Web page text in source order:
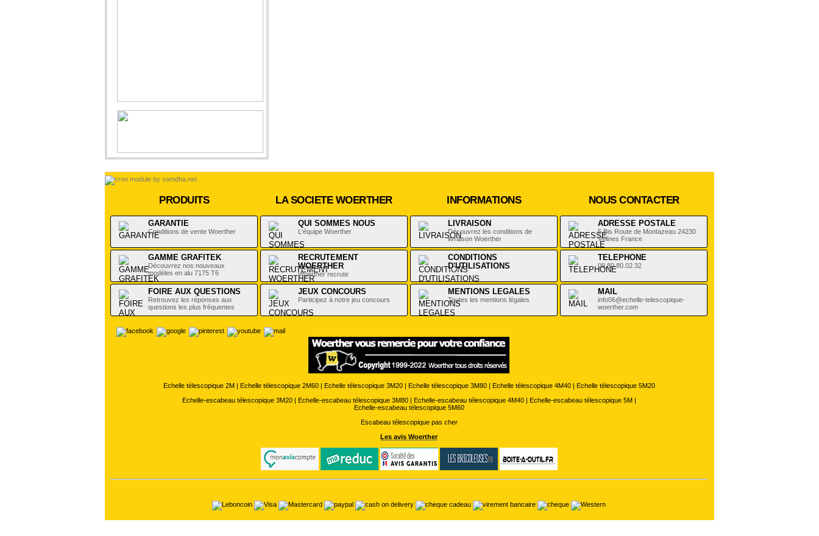
PRODUITS
GARANTIE
Conditions de vente Woerther
GAMME GRAFITEK
Découvrez nos nouveaux
modèles en alu 7175 T6
FOIRE AUX QUESTIONS
Retrouvez les réponses aux
questions les plus fréquentes
LA SOCIETE WOERTHER
QUI SOMMES NOUS
L'équipe Woerther
RECRUTEMENT
WOERTHER
Woerther recrute
JEUX CONCOURS
Participez à notre jeu concours
INFORMATIONS
LIVRAISON
Découvrez les conditions de
livraison Woerther
CONDITIONS
D'UTILISATIONS
.
MENTIONS LEGALES
Toutes les mentions légales
NOUS CONTACTER
ADRESSE POSTALE
5 Bis Route de Montazeau 24230
Vélines France
TELEPHONE
09.80.80.02.32
MAIL
info06@echelle-telescopique-
woerther.com
Echelle télescopique 2M| Echelle télescopique 2M60| Echelle télescopique 3M20| Echelle télescopique 3M80| Echelle télescopique 4M40| Echelle télescopique 5M20
Echelle-escabeau télescopique 3M20| Echelle-escabeau télescopique 3M80| Echelle-escabeau télescopique 4M40| Echelle-escabeau télescopique 5M|
Echelle-escabeau télescopique 5M60
Escabeau télescopique pas cher
Les avis Woerther